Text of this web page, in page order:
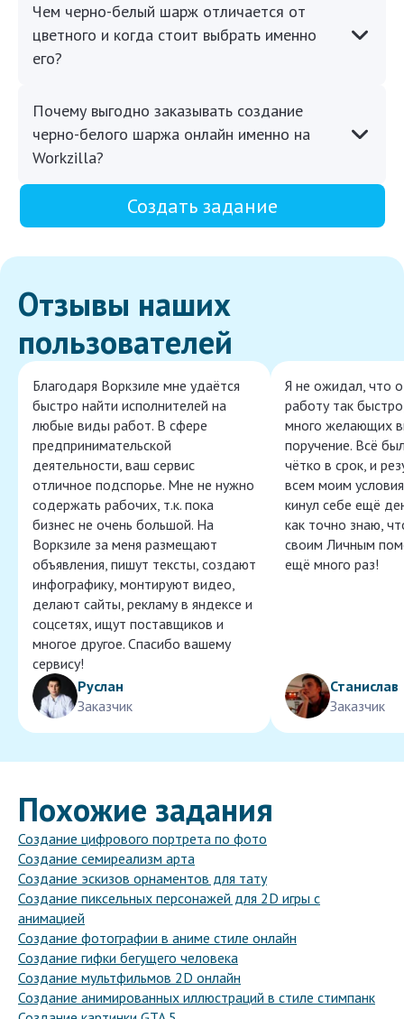
Чем черно-белый шарж отличается от
цветного и когда стоит выбрать именно
его?
Почему выгодно заказывать создание
черно-белого шаржа онлайн именно на
Workzilla?
Создать задание
Отзывы наших
пользователей
Благодаря Воркзиле мне удаётся
быстро найти исполнителей на
любые виды работ. В сфере
предпринимательской
деятельности, ваш сервис
отличное подспорье. Мне не нужно
содержать рабочих, т.к. пока
бизнес не очень большой. На
Воркзиле за меня размещают
объявления, пишут тексты, создают
инфографику, монтируют видео,
делают сайты, рекламу в яндексе и
соцсетях, ищут поставщиков и
многое другое. Спасибо вашему
сервису!
Руслан
Заказчик
Я не ожидал, что
работу так
много желающих
поручение. Всё
чётко в срок, и
всем моим
кинул себе ещё
как точно знаю,
своим Личным
ещё много раз!
Станислав
Заказчик
Похожие задания
Создание цифрового портрета по фото
Создание семиреализм арта
Создание эскизов орнаментов для тату
Создание пиксельных персонажей для 2D игры с
анимацией
Создание фотографии в аниме стиле онлайн
Создание гифки бегущего человека
Создание мультфильмов 2D онлайн
Создание анимированных иллюстраций в стиле стимпанк